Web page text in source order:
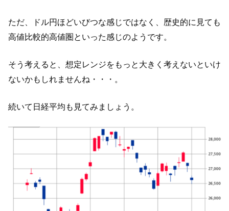
ただ、ドル円ほどいびつな感じではなく、歴史的に見ても
高値比較的高値圏といった感じのようです。
そう考えると、想定レンジをもっと大きく考えないといけ
ないかもしれませんね・・・。
続いて日経平均も見てみましょう。